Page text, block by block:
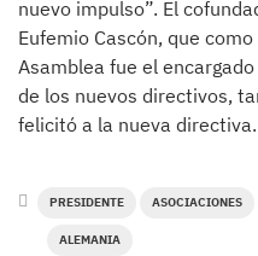
nuevo impulso”. El
Eufemio Cascón, que
Asamblea fue el
de los nuevos directivos,
felicitó a la nueva directiva.
PRESIDENTE ASOCIACIONES
ALEMANIA